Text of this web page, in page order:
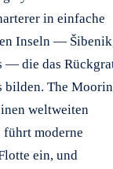
in einfache
Inseln —
— die das
bilden. The
weltweiten
führt moderne
ein, und